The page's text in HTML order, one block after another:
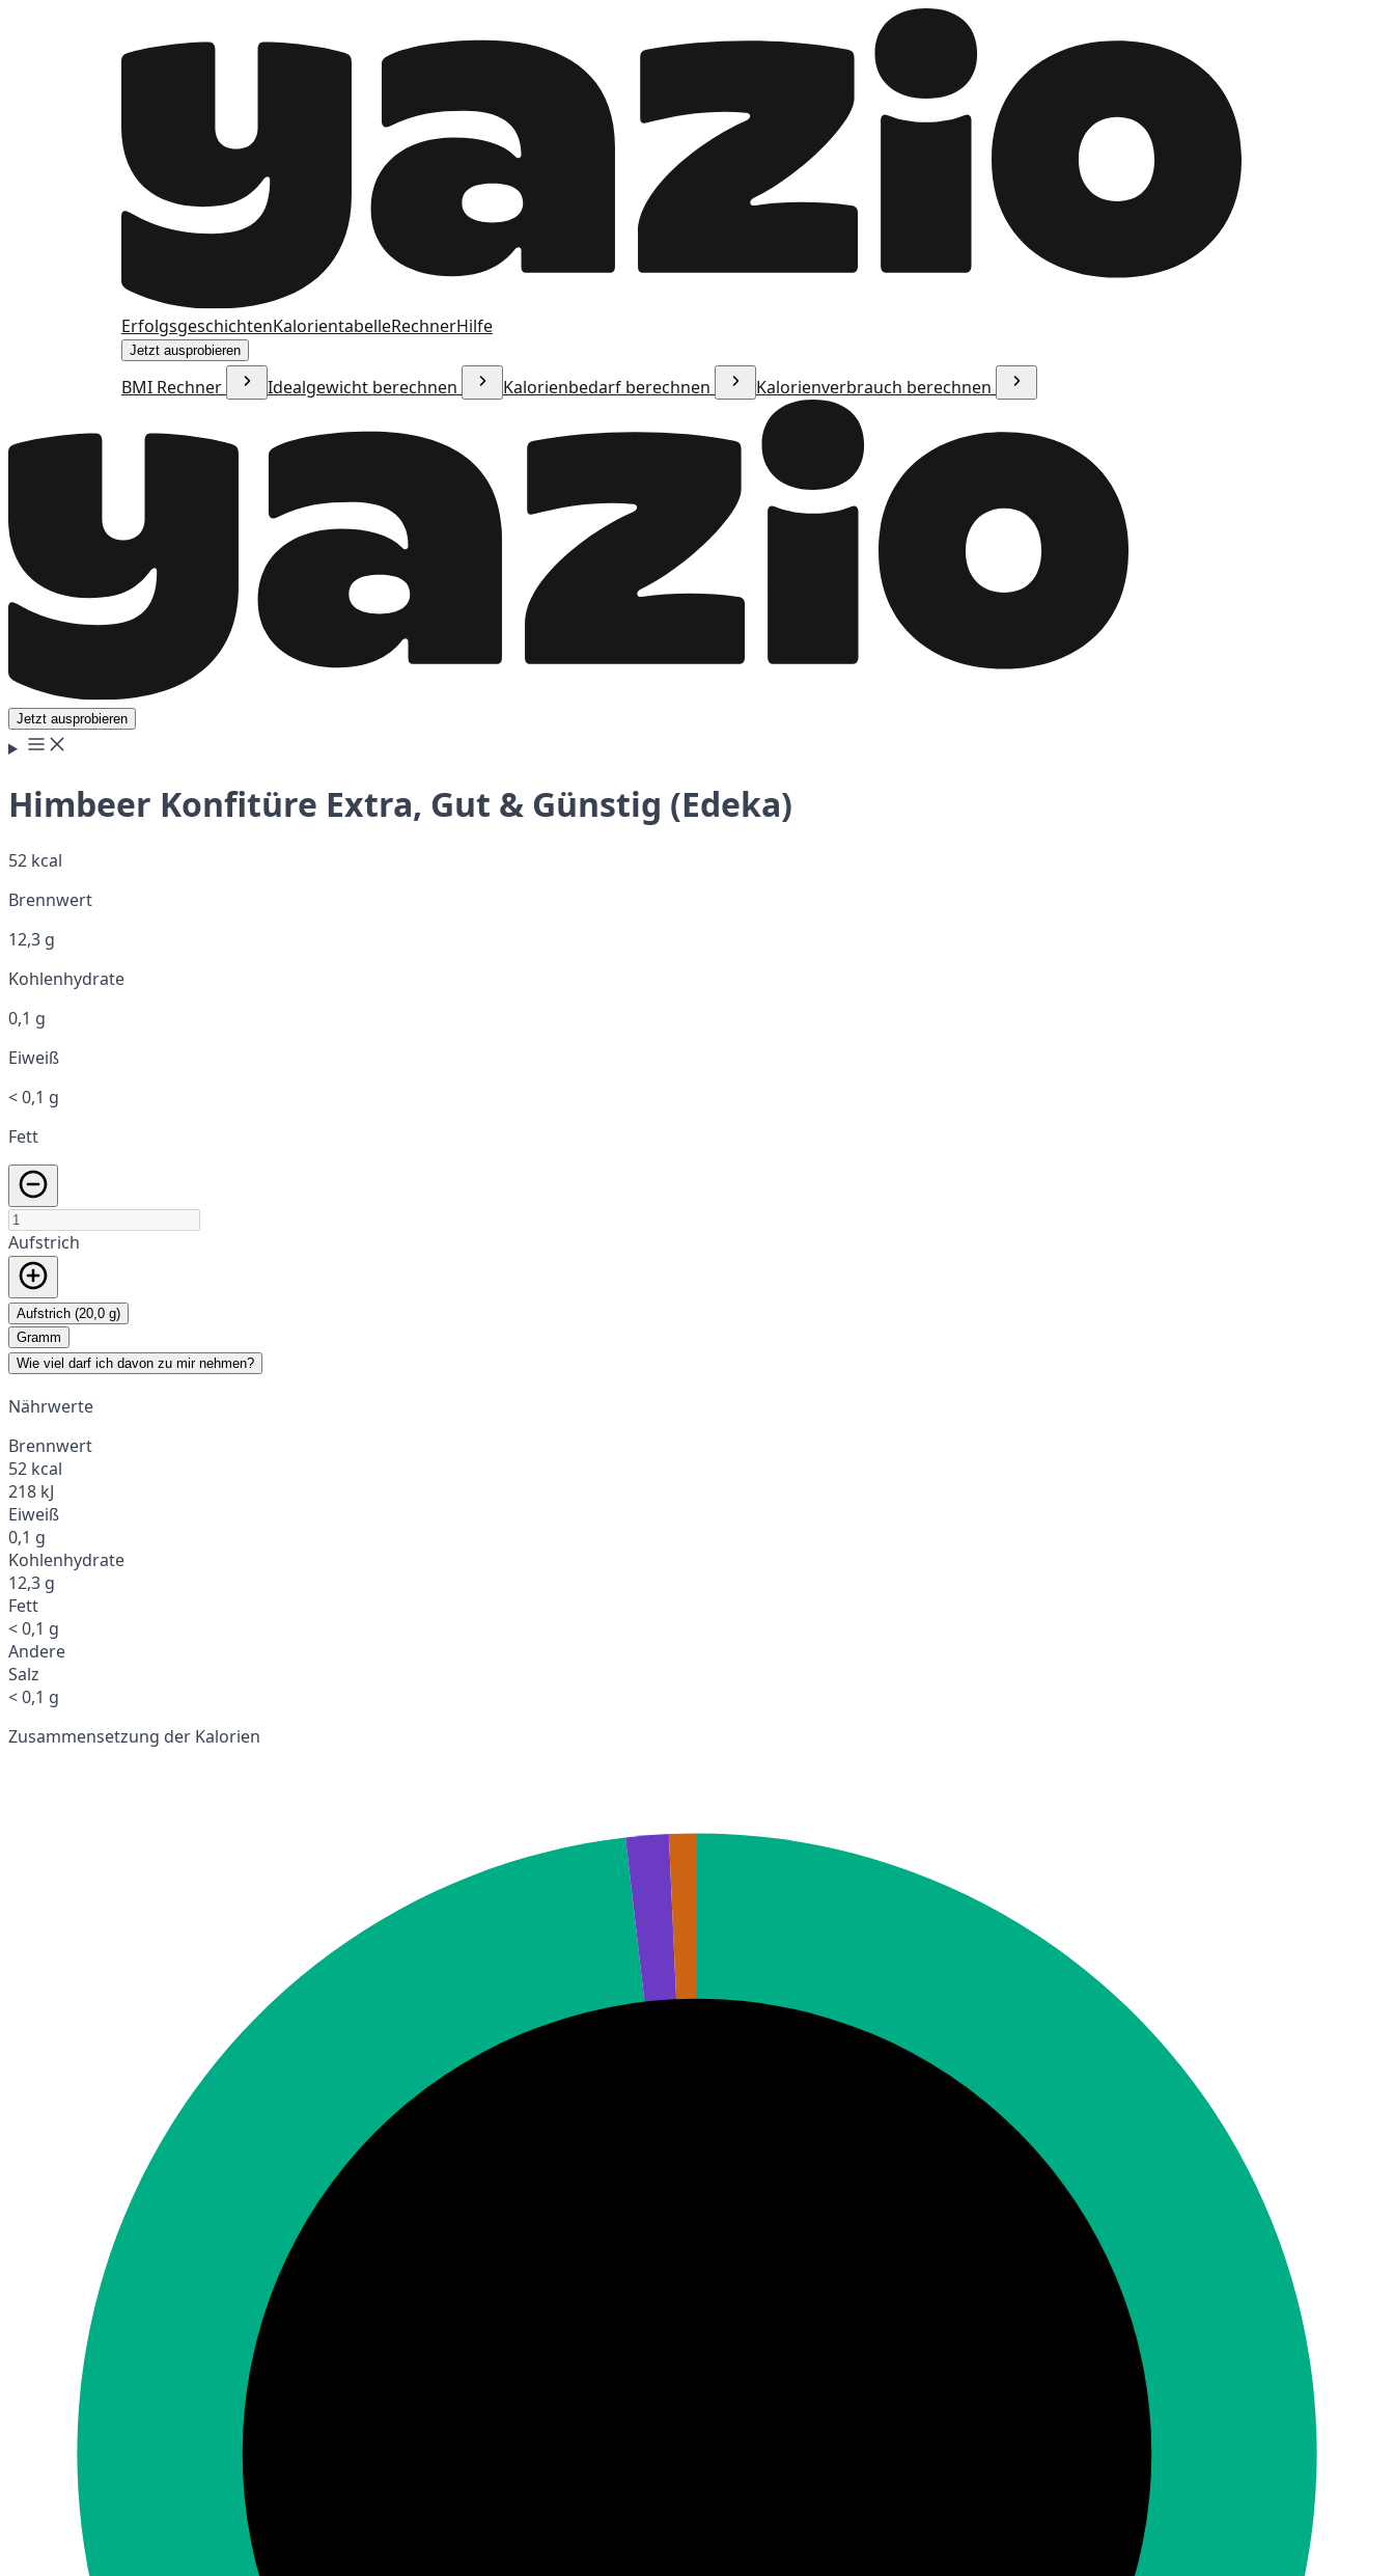
ErfolgsgeschichtenKalorientabelleRechnerHilfe
Jetzt ausprobieren
BMI Rechner Idealgewicht berechnen Kalorienbedarf berechnen Kalorienverbrauch berechnen
Jetzt ausprobieren
Himbeer Konfitüre Extra, Gut & Günstig (Edeka)
52 kcal
Brennwert
12,3 g
Kohlenhydrate
0,1 g
Eiweiß
< 0,1 g
Fett
Aufstrich
Aufstrich (20,0 g)
Gramm
Wie viel darf ich davon zu mir nehmen?
Nährwerte
Brennwert
52 kcal
218 kJ
Eiweiß
0,1 g
Kohlenhydrate
12,3 g
Fett
< 0,1 g
Andere
Salz
< 0,1 g
Zusammensetzung der Kalorien